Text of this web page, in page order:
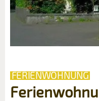
FERIENWOHNUNG